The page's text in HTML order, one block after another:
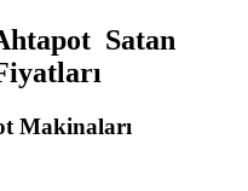
Satan
Makinaları